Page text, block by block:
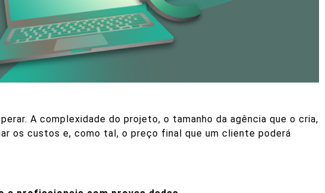
A complexidade do projeto, o tamanho da agência que o cria,
os custos e, como tal, o preço final que um cliente poderá